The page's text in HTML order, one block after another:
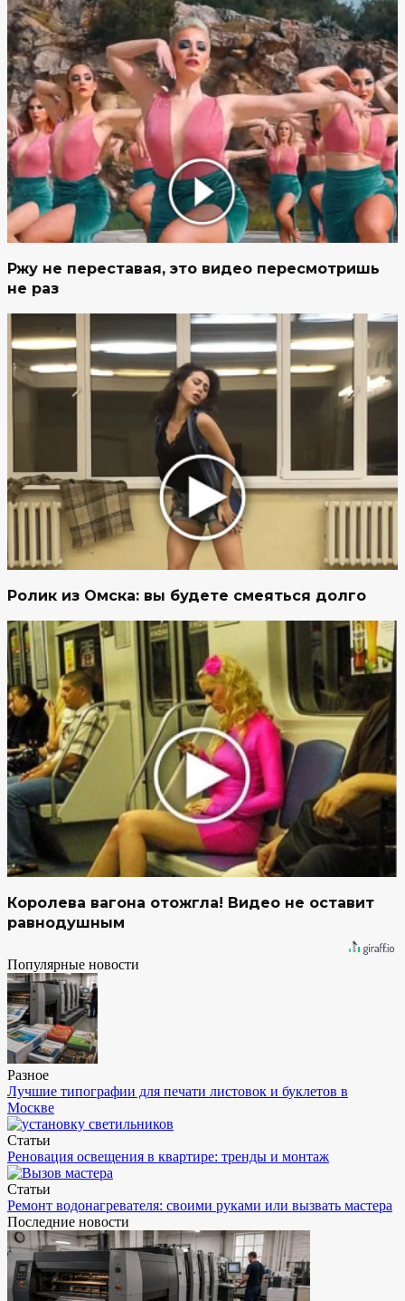
Ржу не переставая, это видео пересмотришь
не раз
Ролик из Омска: вы будете смеяться долго
Королева вагона отожгла! Видео не оставит
равнодушным
Популярные новости
Разное
Лучшие типографии для печати листовок и буклетов в
Москве
Статьи
Реновация освещения в квартире: тренды и монтаж
Статьи
Ремонт водонагревателя: своими руками или вызвать мастера
Последние новости